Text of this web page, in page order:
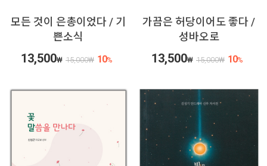
모든 것이 은총이었다 / 기
쁜소식
13,500₩ 15,000₩ 10%
가끔은 허당이어도 좋다 /
성바오로
13,500₩ 15,000₩ 10%